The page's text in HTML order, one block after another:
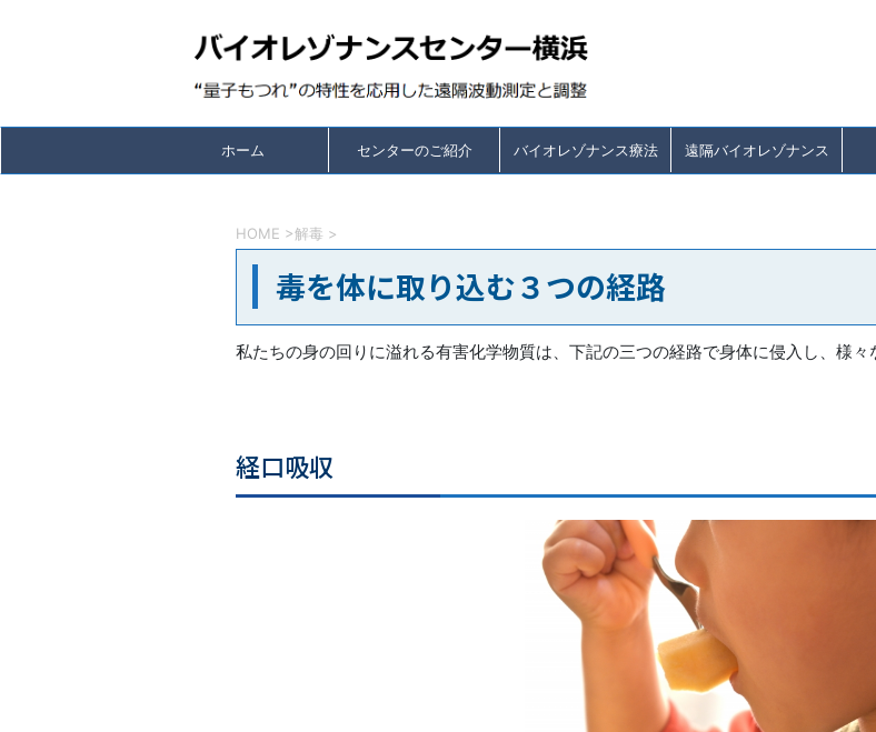
ホーム センターのご紹介 バイオレゾナンス療法 遠隔バイオレゾナンス
HOME >解毒 >
毒を体に取り込む３つの経路
私たちの身の回りに溢れる有害化学物質は、下記の三つの経路で身体に侵入し、様々
経口吸収